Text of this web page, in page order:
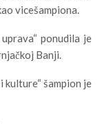
vicešampiona.
ponudila je
Banji.
kulture“ šampion je